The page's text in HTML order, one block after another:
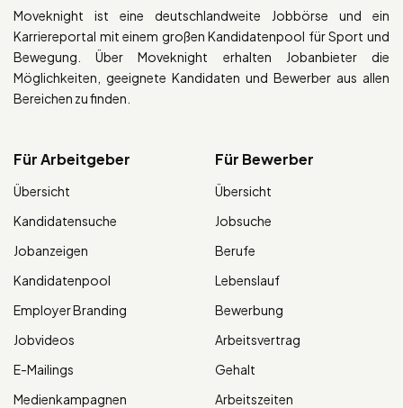
Moveknight ist eine deutschlandweite Jobbörse und ein
Karriereportal mit einem großen Kandidatenpool für Sport und
Bewegung. Über Moveknight erhalten Jobanbieter die
Möglichkeiten, geeignete Kandidaten und Bewerber aus allen
Bereichen zu finden.
Für Arbeitgeber
Übersicht
Kandidatensuche
Jobanzeigen
Kandidatenpool
Employer Branding
Jobvideos
E-Mailings
Medienkampagnen
Für Bewerber
Übersicht
Jobsuche
Berufe
Lebenslauf
Bewerbung
Arbeitsvertrag
Gehalt
Arbeitszeiten